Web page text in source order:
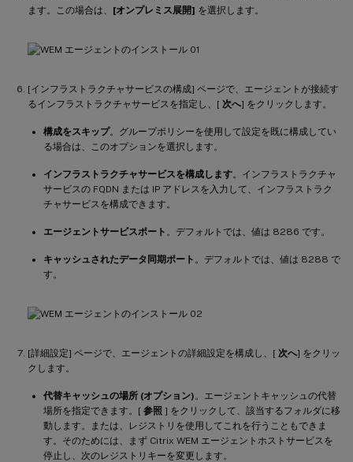
ます。この場合は、 [オンプレミス展開] を選択します。
[インフラストラクチャサービスの構成] ページで、エージェントが接続す
るインフラストラクチャサービスを指定し、[ 次へ] をクリックします。
構成をスキップ。グループポリシーを使用して設定を既に構成してい
る場合は、このオプションを選択します。
インフラストラクチャサービスを構成します。インフラストラクチャ
サービスの FQDN または IP アドレスを入力して、インフラストラク
チャサービスを構成できます。
エージェントサービスポート 。デフォルトでは、値は 8286 です。
キャッシュされたデータ同期ポート 。デフォルトでは、値は 8288 で
す。
[詳細設定] ページで、エージェントの詳細設定を構成し、[ 次へ] をクリッ
クします。
代替キャッシュの場所 (オプション) 。エージェントキャッシュの代替
場所を指定できます。[ 参照 ] をクリックして、該当するフォルダに移
動します。または、レジストリを使用してこれを行うこともできま
す。そのためには、まず Citrix WEM エージェントホストサービスを
停止し、次のレジストリキーを変更します。